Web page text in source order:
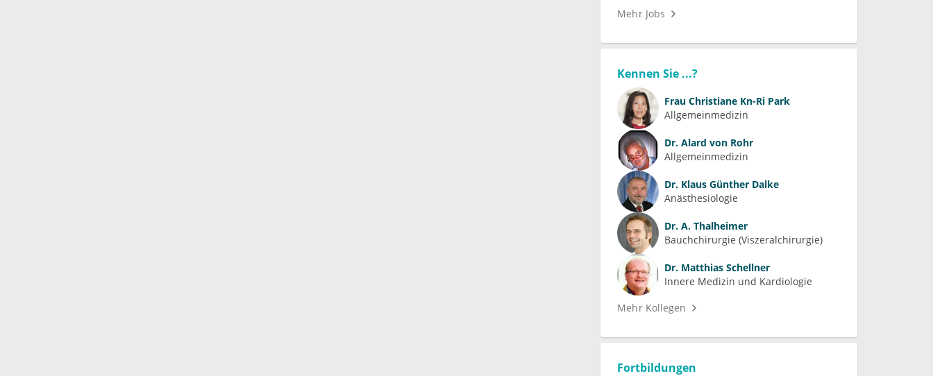
Mehr Jobs
Kennen Sie ...?
Frau Christiane Kn-Ri Park
Allgemeinmedizin
Dr. Alard von Rohr
Allgemeinmedizin
Dr. Klaus Günther Dalke
Anästhesiologie
Dr. A. Thalheimer
Bauchchirurgie (Viszeralchirurgie)
Dr. Matthias Schellner
Innere Medizin und Kardiologie
Mehr Kollegen
Fortbildungen